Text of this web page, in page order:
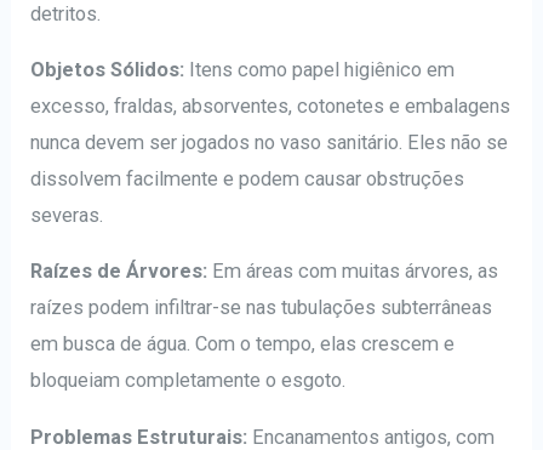
detritos.
Objetos Sólidos: Itens como papel higiênico em
excesso, fraldas, absorventes, cotonetes e embalagens
nunca devem ser jogados no vaso sanitário. Eles não se
dissolvem facilmente e podem causar obstruções
severas.
Raízes de Árvores: Em áreas com muitas árvores, as
raízes podem infiltrar-se nas tubulações subterrâneas
em busca de água. Com o tempo, elas crescem e
bloqueiam completamente o esgoto.
Problemas Estruturais: Encanamentos antigos, com